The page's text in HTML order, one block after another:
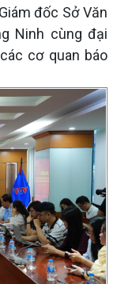
đốc Sở Văn
Ninh cùng đại
cơ quan báo